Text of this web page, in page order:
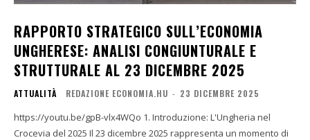
RAPPORTO STRATEGICO SULL’ECONOMIA
UNGHERESE: ANALISI CONGIUNTURALE E
STRUTTURALE AL 23 DICEMBRE 2025
ATTUALITÀ REDAZIONE ECONOMIA.HU - 23 DICEMBRE 2025
https://youtu.be/gpB-vlx4WQo 1. Introduzione: L'Ungheria nel
Crocevia del 2025 Il 23 dicembre 2025 rappresenta un momento di